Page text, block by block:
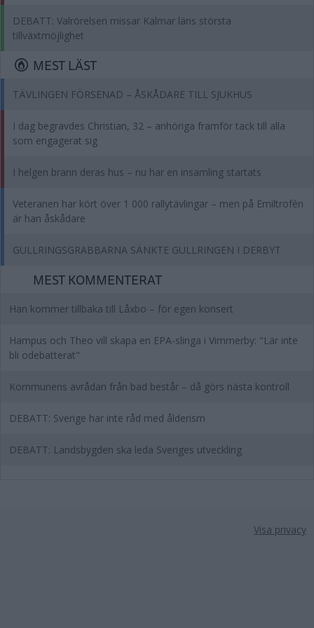
DEBATT: Valrörelsen missar Kalmar läns största
tillväxtmöjlighet
MEST LÄST
TÄVLINGEN FÖRSENAD – ÅSKÅDARE TILL SJUKHUS
I dag begravdes Christian, 32 – anhöriga framför tack till alla
som engagerat sig
I helgen brann deras hus – nu har en insamling startats
Veteranen har kört över 1 000 rallytävlingar – men på Emiltrofén
är han åskådare
GULLRINGSGRABBARNA SÄNKTE GULLRINGEN I DERBYT
MEST KOMMENTERAT
Han kommer tillbaka till Låxbo – för egen konsert
Hampus och Theo vill skapa en EPA-slinga i Vimmerby: "Lär inte
bli odebatterat"
Kommunens avrådan från bad består – då görs nästa kontroll
DEBATT: Sverige har inte råd med ålderism
DEBATT: Landsbygden ska leda Sveriges utveckling
Visa privacy